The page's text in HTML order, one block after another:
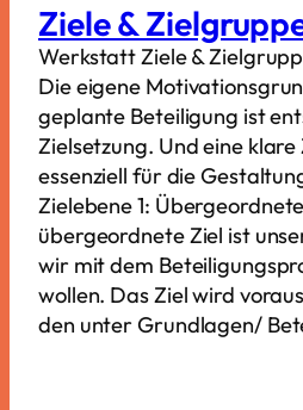
Ziele &
Werkstatt Ziele &
Die eigene
geplante Beteiligung ist
Zielsetzung. Und eine
essenziell für die
Zielebene 1:
übergeordnete Ziel ist
wir mit dem
wollen. Das Ziel wird
den unter Grundlagen/